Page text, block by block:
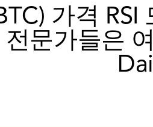
가격
문가들은